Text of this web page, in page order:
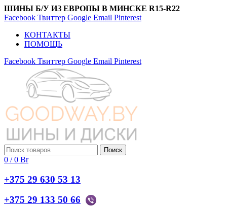
ШИНЫ Б/У ИЗ ЕВРОПЫ В МИНСКЕ R15-R22
Facebook Твиттер Google Email Pinterest
КОНТАКТЫ
ПОМОЩЬ
Facebook Твиттер Google Email Pinterest
Поиск
0 / 0 Br
+375 29 630 53 13
+375 29 133 50 66